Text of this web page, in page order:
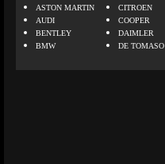
ASTON MARTIN
AUDI
BENTLEY
BMW
CITROEN
COOPER
DAIMLER
DE TOMASO